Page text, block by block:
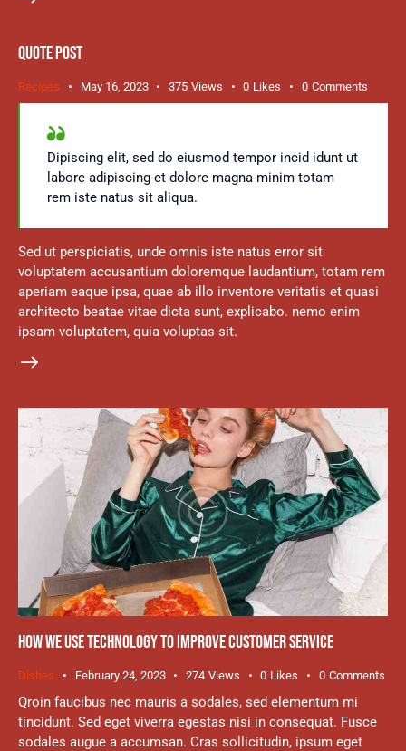
QUOTE POST
Recipes May 16, 2023 375 Views 0 Likes 0 Comments
Dipiscing elit, sed do eiusmod tempor incid idunt ut
labore adipiscing et dolore magna minim totam
rem iste natus sit aliqua.
Sed ut perspiciatis, unde omnis iste natus error sit
voluptatem accusantium doloremque laudantium, totam rem
aperiam eaque ipsa, quae ab illo inventore veritatis et quasi
architecto beatae vitae dicta sunt, explicabo. nemo enim
ipsam voluptatem, quia voluptas sit.
HOW WE USE TECHNOLOGY TO IMPROVE CUSTOMER SERVICE
Dishes February 24, 2023 274 Views 0 Likes 0 Comments
Qroin faucibus nec mauris a sodales, sed elementum mi
tincidunt. Sed eget viverra egestas nisi in consequat. Fusce
sodales augue a accumsan. Cras sollicitudin, ipsum eget